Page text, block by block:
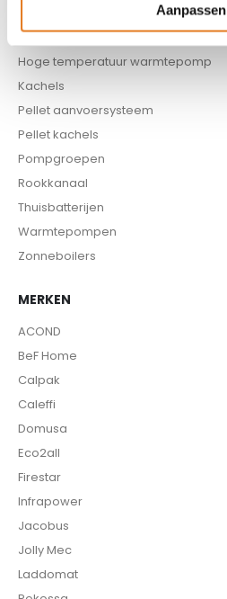
Aanpassen
Infrarood panelen
Hoge temperatuur warmtepomp
Kachels
Pellet aanvoersysteem
Pellet kachels
Pompgroepen
Rookkanaal
Thuisbatterijen
Warmtepompen
Zonneboilers
MERKEN
ACOND
BeF Home
Calpak
Caleffi
Domusa
Eco2all
Firestar
Infrapower
Jacobus
Jolly Mec
Laddomat